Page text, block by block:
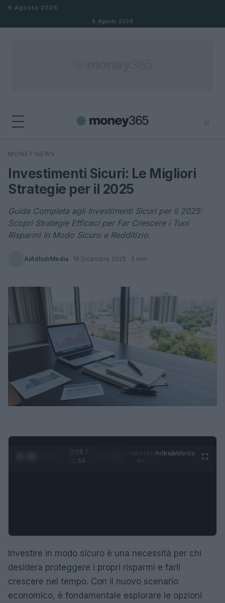
Salta al contenuto
6 Agosto 2026
6 Agosto 2026
⌕
Cerca
MONEY NEWS
Investimenti Sicuri: Le Migliori
Strategie per il 2025
Guida Completa agli Investimenti Sicuri per il 2025:
Scopri Strategie Efficaci per Far Crescere i Tuoi
Risparmi in Modo Sicuro e Redditizio.
AiAdhubMedia · 16 Dicembre 2025 · 3 min
0:05 /
1:50
AdhubMedia
Investire in modo sicuro è una necessità per chi
desidera proteggere i propri risparmi e farli
crescere nel tempo. Con il nuovo scenario
economico, è fondamentale esplorare le opzioni